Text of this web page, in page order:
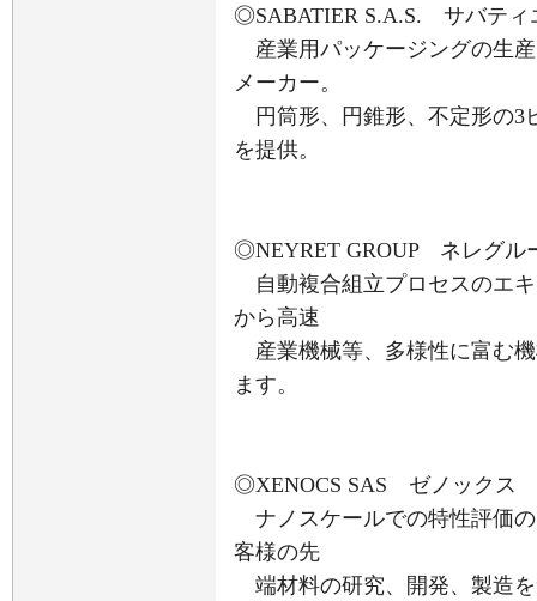
◎SABATIER S.A.S. サバティ
産業用パッケージングの生
メーカー。
円筒形、円錐形、不定形の3
を提供。
◎NEYRET GROUP ネレグル
自動複合組立プロセスのエ
から高速
産業機械等、多様性に富む
ます。
◎XENOCS SAS ゼノックス
ナノスケールでの特性評価
客様の先
端材料の研究、開発、製造